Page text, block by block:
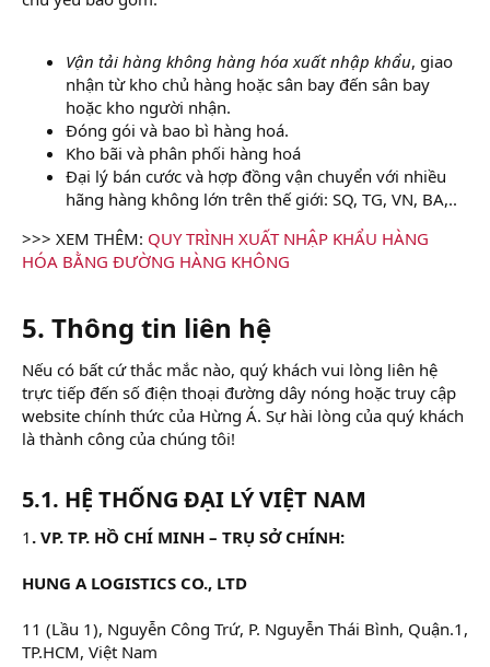
Vận tải hàng không hàng hóa xuất nhập khẩu, giao
nhận từ kho chủ hàng hoặc sân bay đến sân bay
hoặc kho người nhận.
Ðóng gói và bao bì hàng hoá.
Kho bãi và phân phối hàng hoá
Đại lý bán cước và hợp đồng vận chuyển với nhiều
hãng hàng không lớn trên thế giới: SQ, TG, VN, BA,..
>>> XEM THÊM: QUY TRÌNH XUẤT NHẬP KHẨU HÀNG
HÓA BẰNG ĐƯỜNG HÀNG KHÔNG
5. Thông tin liên hệ
Nếu có bất cứ thắc mắc nào, quý khách vui lòng liên hệ
trực tiếp đến số điện thoại đường dây nóng hoặc truy cập
website chính thức của Hừng Á. Sự hài lòng của quý khách
là thành công của chúng tôi!
5.1. HỆ THỐNG ĐẠI LÝ VIỆT NAM
1 . VP. TP. HỒ CHÍ MINH – TRỤ SỞ CHÍNH:
HUNG A LOGISTICS CO., LTD
11 (Lầu 1), Nguyễn Công Trứ, P. Nguyễn Thái Bình, Quận.1,
TP.HCM, Việt Nam